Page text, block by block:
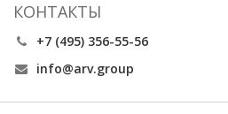
КОНТАКТЫ
+7 (495) 356-55-56
info@arv.group